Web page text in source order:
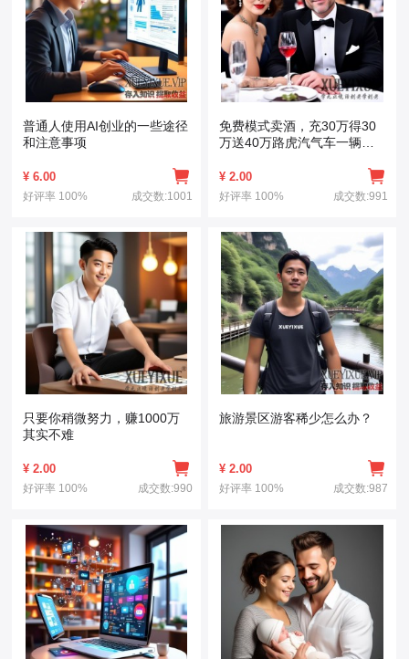
普通人使用AI创业的一些途径
和注意事项
¥6.00
好评率 100% 成交数:1001
免费模式卖酒，充30万得30
万送40万路虎汽气车一辆，1
¥ 2.00
好评率 100% 成交数:991
只要你稍微努力，赚1000万
其实不难
¥2.00
好评率 100% 成交数:990
旅游景区游客稀少怎么办？
¥ 2.00
好评率 100% 成交数:987